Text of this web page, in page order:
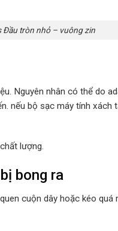
Đầu tròn nhỏ – vuông zin
Nguyên nhân có thể do
nếu bộ sạc máy tính xách
lượng.
bong ra
cuộn dây hoặc kéo quá